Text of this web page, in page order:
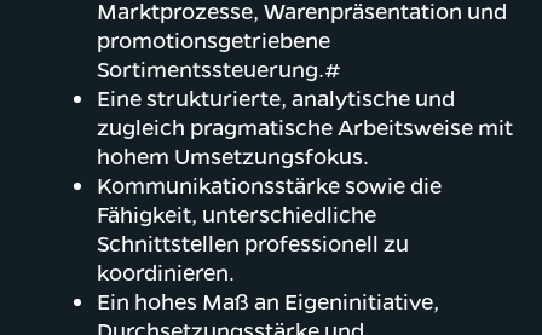
Marktprozesse, Warenpräsentation und
promotionsgetriebene
Sortimentssteuerung.#
Eine strukturierte, analytische und
zugleich pragmatische Arbeitsweise mit
hohem Umsetzungsfokus.
Kommunikationsstärke sowie die
Fähigkeit, unterschiedliche
Schnittstellen professionell zu
koordinieren.
Ein hohes Maß an Eigeninitiative,